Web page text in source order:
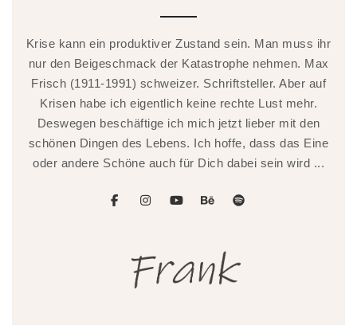
Krise kann ein produktiver Zustand sein. Man muss ihr
nur den Beigeschmack der Katastrophe nehmen. Max
Frisch (1911-1991) schweizer. Schriftsteller. Aber auf
Krisen habe ich eigentlich keine rechte Lust mehr.
Deswegen beschäftige ich mich jetzt lieber mit den
schönen Dingen des Lebens. Ich hoffe, dass das Eine
oder andere Schöne auch für Dich dabei sein wird ...